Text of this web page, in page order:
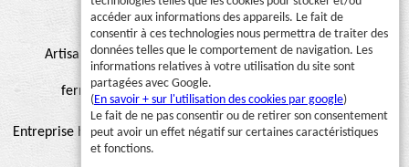
87370
Artisan pour peinture façade, muret, toiture, boiserie,
ferronnerie, gouttière Bersac Sur Rivalier 87370
Entreprise hydrofuge toiture et façade Bersac Sur Rivalier 87370
accéder aux informations des appareils. Le fait de
consentir à ces technologies nous permettra de traiter des
données telles que le comportement de navigation. Les
informations relatives à votre utilisation du site sont
partagées avec Google.
(En savoir + sur l'utilisation des cookies par google)
Le fait de ne pas consentir ou de retirer son consentement
peut avoir un effet négatif sur certaines caractéristiques
et fonctions.